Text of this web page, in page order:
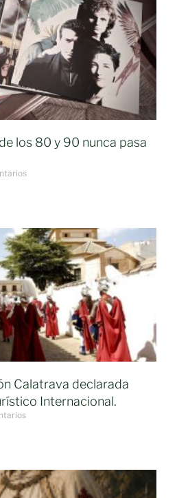
los 80 y 90 nunca pasa
Calatrava declarada
Internacional.